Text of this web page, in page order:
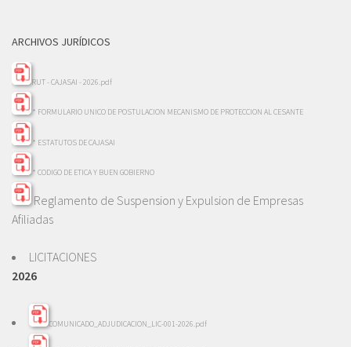
ARCHIVOS JURÍDICOS
RUT - CAJASAI - 2026.pdf
* FORMULARIO UNICO DE POSTULACION MECANISMO DE PROTECCION AL CESANTE
* ESTATUTOS DE CAJASAI
* CODIGO DE ETICA Y BUEN GOBIERNO
Reglamento de Suspension y Expulsion de Empresas
Afiliadas
LICITACIONES
2026
COMUNICADO_ADJUDICACION_LIC-001-2026.pdf